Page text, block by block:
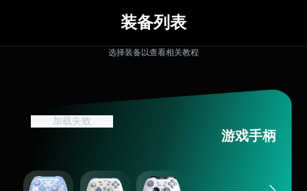
装备列表
选择装备以查看相关教程
加载失败
游戏手柄